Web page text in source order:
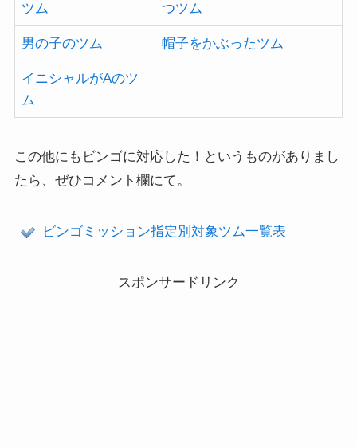
ツム
つツム
男の子のツム 帽子をかぶったツム
イニシャルがAのツ
ム
この他にもビンゴに対応した！というものがありまし
たら、ぜひコメント欄にて。
ビンゴミッション指定別対象ツム一覧表
スポンサードリンク